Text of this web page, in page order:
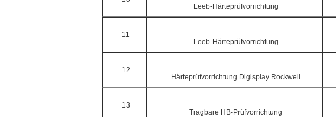
Leeb-Härteprüfvorrichtung
11
Leeb-Härteprüfvorrichtung
12
Härteprüfvorrichtung Digisplay Rockwell
13
Tragbare HB-Prüfvorrichtung